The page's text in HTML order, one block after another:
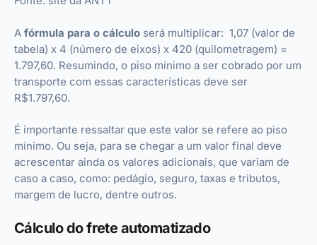
A fórmula para o cálculo será multiplicar: 1,07 (valor de
tabela) x 4 (número de eixos) x 420 (quilometragem) =
1.797,60. Resumindo, o piso mínimo a ser cobrado por um
transporte com essas características deve ser
R$1.797,60.
É importante ressaltar que este valor se refere ao piso
mínimo. Ou seja, para se chegar a um valor final deve
acrescentar ainda os valores adicionais, que variam de
caso a caso, como: pedágio, seguro, taxas e tributos,
margem de lucro, dentre outros.
Cálculo do frete automatizado